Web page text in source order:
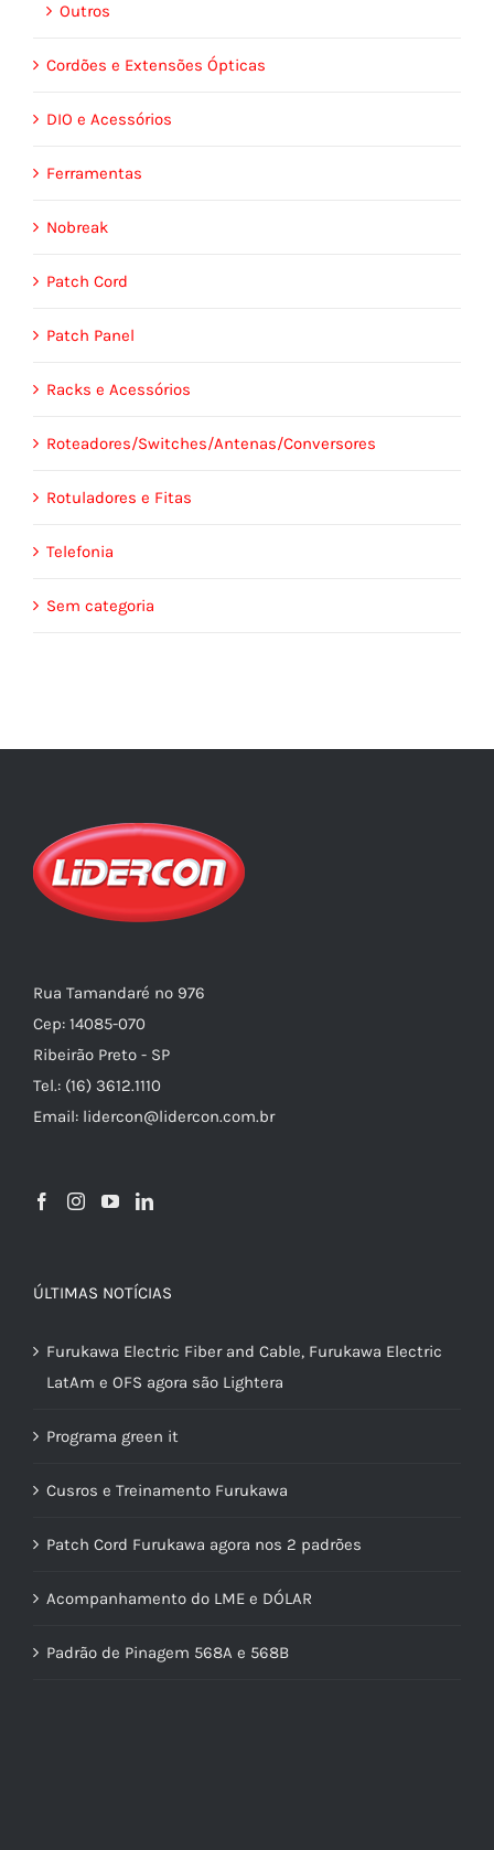
Outros
Cordões e Extensões Ópticas
DIO e Acessórios
Ferramentas
Nobreak
Patch Cord
Patch Panel
Racks e Acessórios
Roteadores/Switches/Antenas/Conversores
Rotuladores e Fitas
Telefonia
Sem categoria
Rua Tamandaré nº 976
Cep: 14085-070
Ribeirão Preto - SP
Tel.: (16) 3612.1110
Email: lidercon@lidercon.com.br
ÚLTIMAS NOTÍCIAS
Furukawa Electric Fiber and Cable, Furukawa Electric
LatAm e OFS agora são Lightera
Programa green it
Cusros e Treinamento Furukawa
Patch Cord Furukawa agora nos 2 padrões
Acompanhamento do LME e DÓLAR
Padrão de Pinagem 568A e 568B